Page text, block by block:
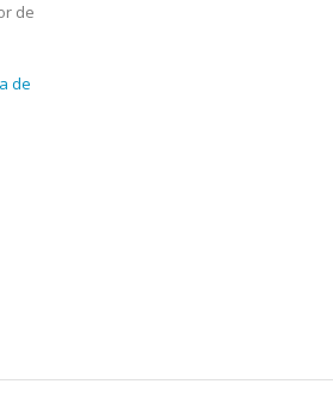
de
de